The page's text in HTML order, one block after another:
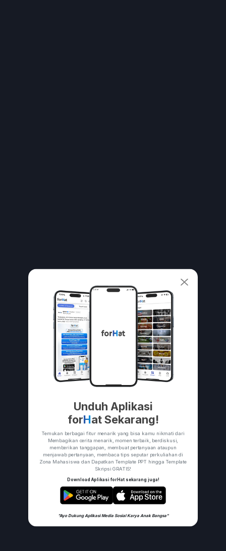
Unduh Aplikasi
forHat Sekarang!
Temukan berbagai fitur menarik yang bisa kamu nikmati dari
Membagikan cerita menarik, momen terbaik, berdiskusi,
memberikan tanggapan, membuat pertanyaan ataupun
menjawab pertanyaan, membaca tips seputar perkuliahan di
Zona Mahasiswa dan Dapatkan Template PPT hingga Template
Skripsi GRATIS!
Download Aplikasi forHat sekarang juga!
"Ayo Dukung Aplikasi Media Sosial Karya Anak Bangsa"